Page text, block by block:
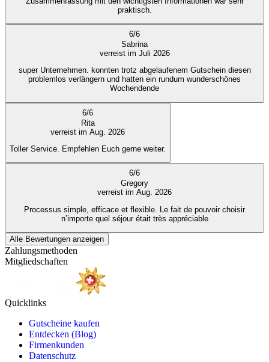
praktisch.
6/6
Sabrina
verreist im Juli 2026
super Unternehmen. konnten trotz abgelaufenem Gutschein diesen
problemlos verlängern und hatten ein rundum wunderschönes
Wochendende
6/6
Rita
verreist im Aug. 2026
Toller Service. Empfehlen Euch gerne weiter.
6/6
Gregory
verreist im Aug. 2026
Processus simple, efficace et flexible. Le fait de pouvoir choisir
n’importe quel séjour était très appréciable
Alle Bewertungen anzeigen
Zahlungsmethoden
Mitgliedschaften
Quicklinks
Gutscheine kaufen
Entdecken (Blog)
Firmenkunden
Datenschutz